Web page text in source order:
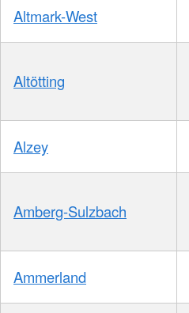
Altmark-West
Altötting
Alzey
Amberg-Sulzbach
Ammerland